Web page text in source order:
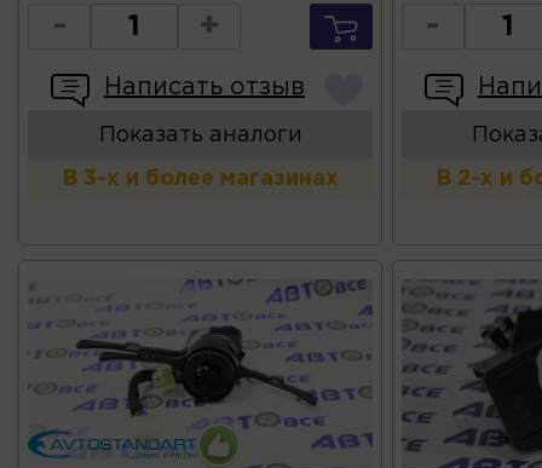
- +
Написать отзыв
Показать аналоги
В 3-х и более магазинах
-
В 2-х и